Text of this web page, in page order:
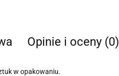
Opinie i oceny (0)
w opakowaniu.